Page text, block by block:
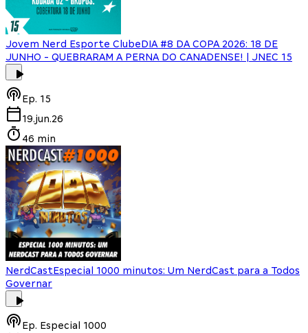
Jovem Nerd Esporte ClubeDIA #8 DA COPA 2026: 18 DE
JUNHO - QUEBRARAM A PERNA DO CANADENSE! | JNEC 15
Ep. 15
19.jun.26
46 min
NerdCastEspecial 1000 minutos: Um NerdCast para a Todos
Governar
Ep. Especial 1000